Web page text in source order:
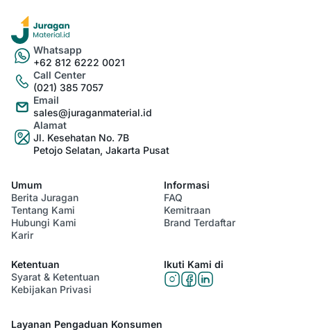
Whatsapp
+62 812 6222 0021
Call Center
(021) 385 7057
Email
sales@juraganmaterial.id
Alamat
Jl. Kesehatan No. 7B
Petojo Selatan, Jakarta Pusat
Umum
Berita Juragan
Tentang Kami
Hubungi Kami
Karir
Informasi
FAQ
Kemitraan
Brand Terdaftar
Ketentuan
Syarat & Ketentuan
Kebijakan Privasi
Ikuti Kami di
Layanan Pengaduan Konsumen